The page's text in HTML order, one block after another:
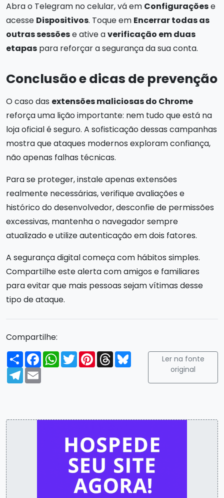
Abra o Telegram no celular, vá em Configuraçõese
acesse Dispositivos. Toque em Encerrar todas as
outras sessõese ative averificação em duas
etapas para reforçar a segurança da sua conta.
Conclusão e dicas de prevenção
O caso das extensões maliciosas do Chrome
reforça uma lição importante: nem tudo que está na
loja oficial é seguro. A sofisticação dessas campanhas
mostra que ataques modernos exploram confiança,
não apenas falhas técnicas.
Para se proteger, instale apenas extensões
realmente necessárias, verifique avaliações e
histórico do desenvolvedor, desconfie de permissões
excessivas, mantenha o navegador sempre
atualizado e utilize autenticação em dois fatores.
A segurança digital começa com hábitos simples.
Compartilhe este alerta com amigos e familiares
para evitar que mais pessoas sejam vítimas desse
tipo de ataque.
Compartilhe:
Compartilhar
FacebookWhatsApp
TwitterPinterest
ThreadsBluesky
Telegram
Email
Ler na fonte
original